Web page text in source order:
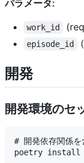
パラメータ:
work_id
episode_id
開発
開発環境のセ
# 開発依存関係を